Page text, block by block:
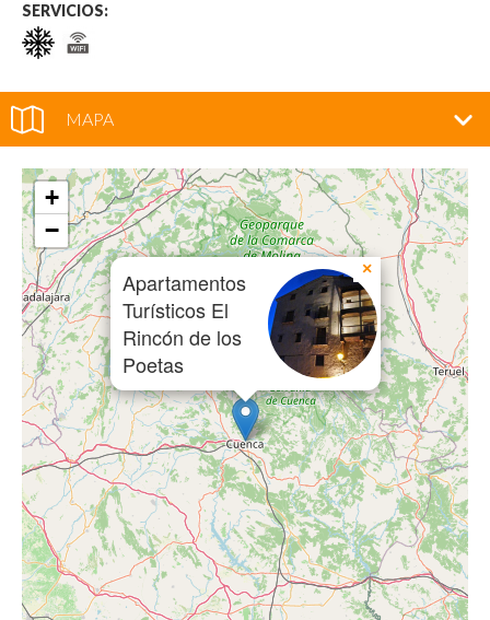
SERVICIOS:
MAPA
Apartamentos
Turísticos El
Rincón de los
Poetas
×
+
−